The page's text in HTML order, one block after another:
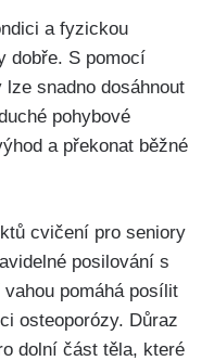
a fyzickou
dobře. S pomocí
snadno dosáhnout
pohybové
a překonat běžné
cvičení pro seniory
posilování s
pomáhá posílit
osteoporózy. Důraz
dolní část těla, které